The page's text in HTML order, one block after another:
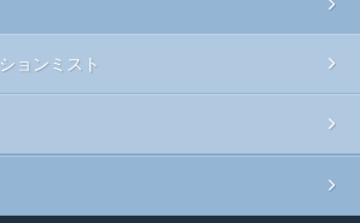
ョンミスト